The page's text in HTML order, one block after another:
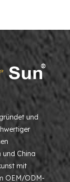
und
und China
mit
OEM/ODM-